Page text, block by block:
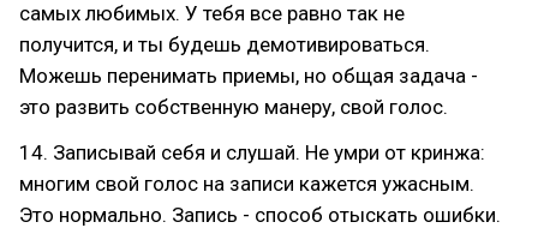
самых любимых. У тебя все равно так не
получится, и ты будешь демотивироваться.
Можешь перенимать приемы, но общая задача -
это развить собственную манеру, свой голос.
14. Записывай себя и слушай. Не умри от кринжа:
многим свой голос на записи кажется ужасным.
Это нормально. Запись - способ отыскать ошибки.